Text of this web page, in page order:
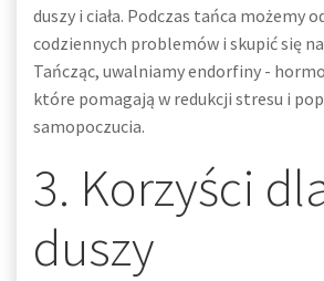
duszy i ciała. Podczas tańca możemy
codziennych problemów i skupić się
Tańcząc, uwalniamy endorfiny -
które pomagają w redukcji stresu i
samopoczucia.
3. Korzyści
duszy